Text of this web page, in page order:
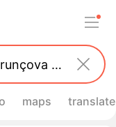
maps translate